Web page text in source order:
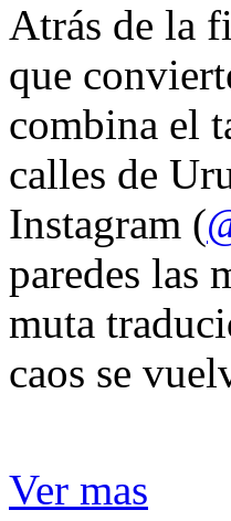
Atrás de la
que
combina el
calles de
Instagram (
paredes las
muta
caos se
Ver mas